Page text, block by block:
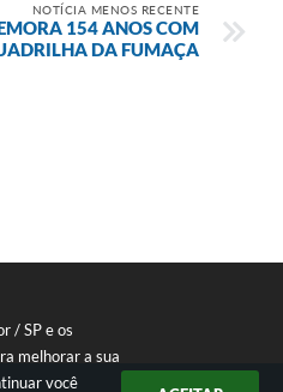
/ SP e os
melhorar a sua
você
NOTÍCIA MENOS RECENTE
154 ANOS COM
DA FUMAÇA